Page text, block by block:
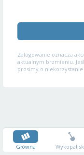
Zalogowanie oznacza
aktualnym brzmieniu.
prosimy o niekorzystanie
Główna